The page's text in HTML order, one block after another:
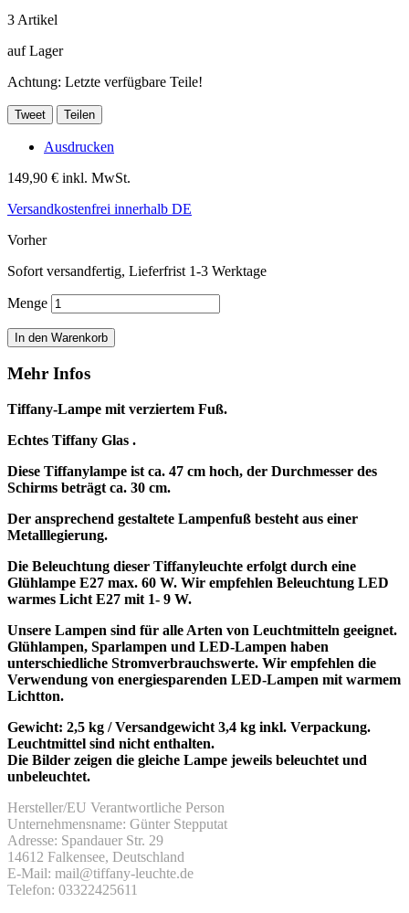
3 Artikel
auf Lager
Achtung: Letzte verfügbare Teile!
Tweet Teilen
Ausdrucken
149,90 € inkl. MwSt.
Versandkostenfrei innerhalb DE
Vorher
Sofort versandfertig, Lieferfrist 1-3 Werktage
Menge
In den Warenkorb
Mehr Infos
Tiffany-Lampe mit verziertem Fuß.
Echtes Tiffany Glas .
Diese Tiffanylampe ist ca. 47 cm hoch, der Durchmesser des
Schirms beträgt ca. 30 cm.
Der ansprechend gestaltete Lampenfuß besteht aus einer
Metalllegierung.
Die Beleuchtung dieser Tiffanyleuchte erfolgt durch eine
Glühlampe E27 max. 60 W. Wir empfehlen Beleuchtung LED
warmes Licht E27 mit 1- 9 W.
Unsere Lampen sind für alle Arten von Leuchtmitteln geeignet.
Glühlampen, Sparlampen und LED-Lampen haben
unterschiedliche Stromverbrauchswerte. Wir empfehlen die
Verwendung von energiesparenden LED-Lampen mit warmem
Lichtton.
Gewicht: 2,5 kg / Versandgewicht 3,4 kg inkl. Verpackung.
Leuchtmittel sind nicht enthalten.
Die Bilder zeigen die gleiche Lampe jeweils beleuchtet und
unbeleuchtet.
Hersteller/EU Verantwortliche Person
Unternehmensname: Günter Stepputat
Adresse: Spandauer Str. 29
14612 Falkensee, Deutschland
E-Mail: mail@tiffany-leuchte.de
Telefon: 03322425611